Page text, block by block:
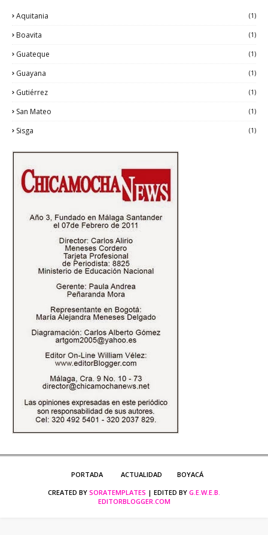
Aquitania (1)
Boavita (1)
Guateque (1)
Guayana (1)
Gutiérrez (1)
San Mateo (1)
Sisga (1)
PORTADA ACTUALIDAD
BOYACÁ
CREATED BY SORATEMPLATES | EDITED BY G.E.W.E.B.
EDITORBLOGGER.COM